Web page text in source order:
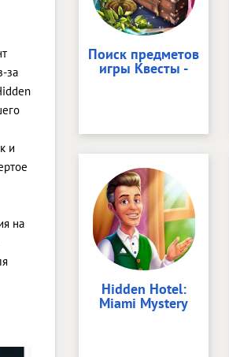
за
и
на
Поиск предметов
игры Квесты -
Hidden Hotel:
Miami Mystery